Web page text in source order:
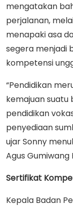
mengatakan
perjalanan,
menapaki asa
segera menjadi
kompetensi
“Pendidikan
kemajuan suatu
pendidikan
penyediaan
ujar Sonny
Agus
Sertifikat
Kepala Badan